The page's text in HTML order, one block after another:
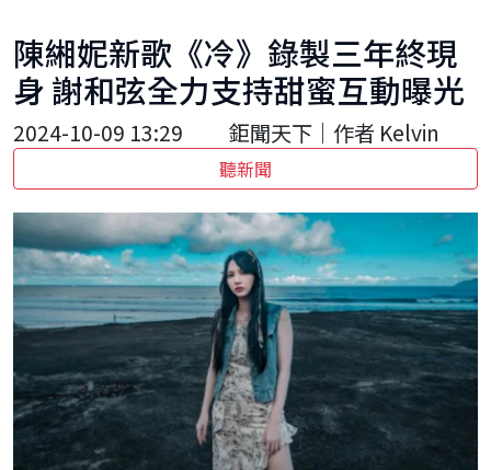
陳緗妮新歌《冷》錄製三年終現
身 謝和弦全力支持甜蜜互動曝光
2024-10-09 13:29 鉅聞天下｜作者 Kelvin
聽新聞